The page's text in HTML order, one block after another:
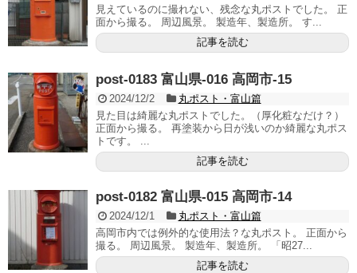
見えているのに撮れない、残念な丸ポストでした。 正
面から撮る。 周辺風景。 製造年、製造所。 す...
記事を読む
post-0183 富山県-016 高岡市-15
2024/12/2
丸ポスト・富山篇
見た目は綺麗な丸ポストでした。（厚化粧なだけ？）
正面から撮る。 再塗装から日が浅いのか綺麗な丸ポス
トです。 ...
記事を読む
post-0182 富山県-015 高岡市-14
2024/12/1
丸ポスト・富山篇
高岡市内では例外的な使用法？な丸ポスト。 正面から
撮る。 周辺風景。 製造年、製造所。 「昭27...
記事を読む